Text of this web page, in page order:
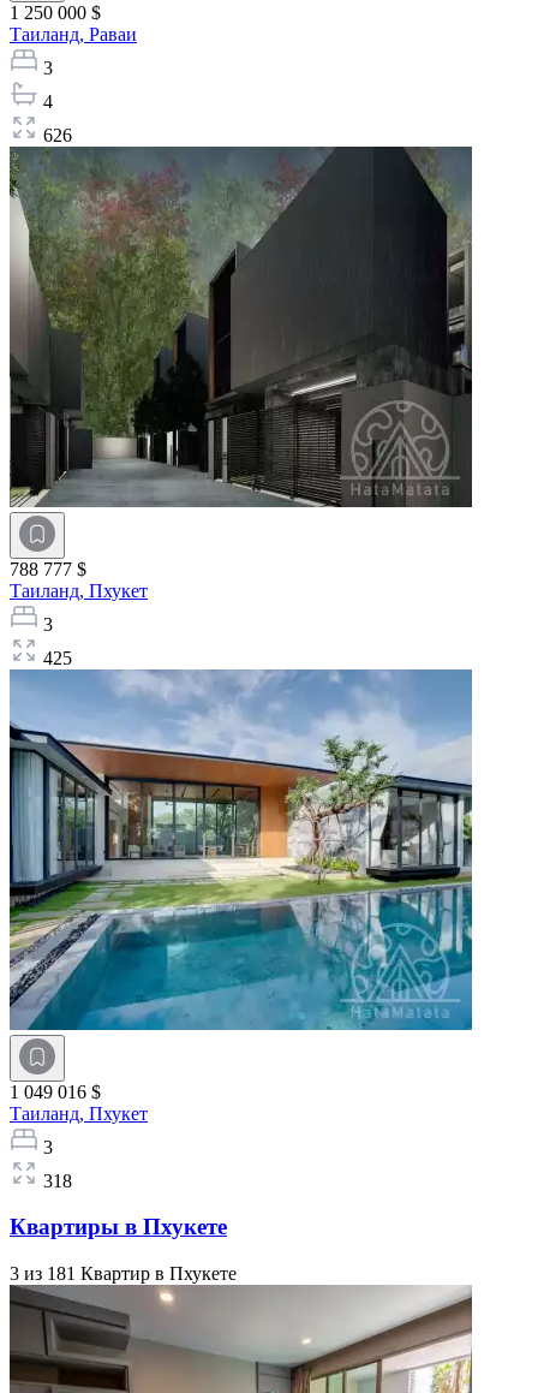
1 250 000 $
Таиланд, Раваи
3
4
626
788 777 $
Таиланд, Пхукет
3
425
1 049 016 $
Таиланд, Пхукет
3
318
Квартиры в Пхукете
3 из 181 Квартир в Пхукете